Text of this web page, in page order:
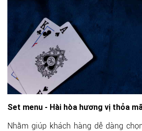
Set menu - Hài hòa hương vị thỏa
Nhằm giúp khách hàng dễ dàng